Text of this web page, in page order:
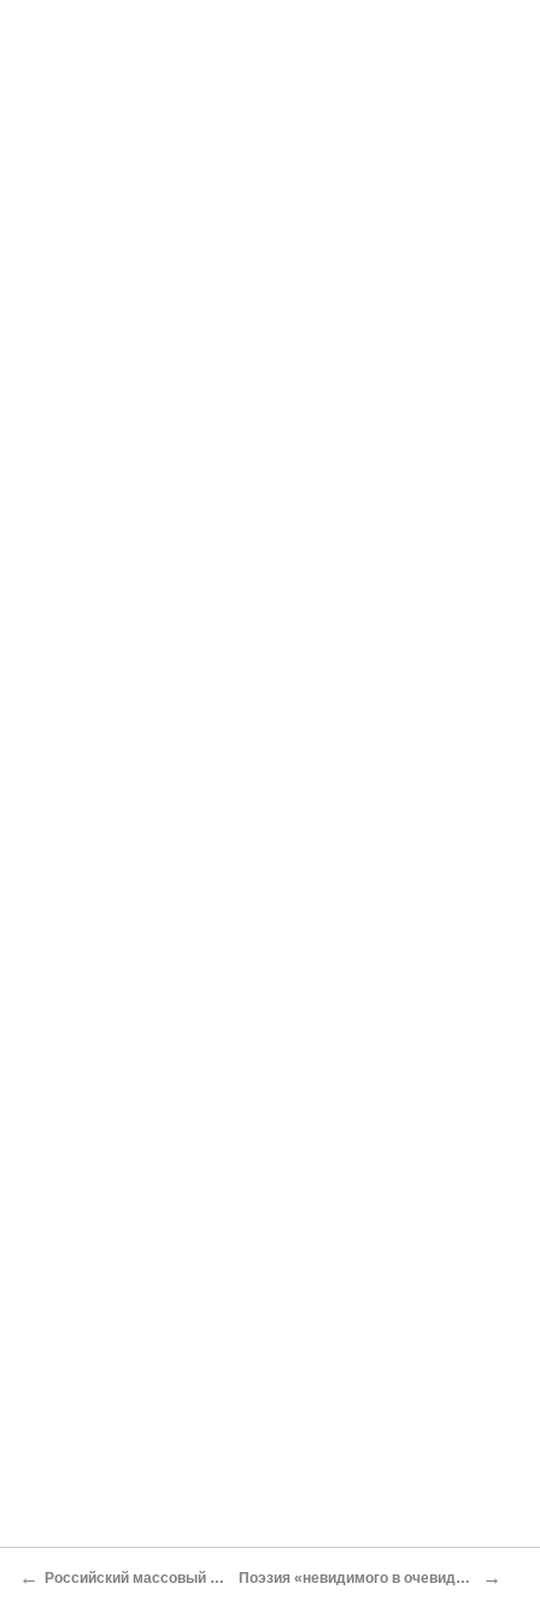
← Российский массовый читатель — портрет без иллюзий Поэзия «невидимого в очевидном»: как распознать текст в изображении? →